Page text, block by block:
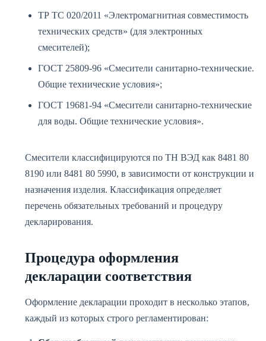
ТР ТС 020/2011 «Электромагнитная совместимость
технических средств» (для электронных
смесителей);
ГОСТ 25809-96 «Смесители санитарно-технические.
Общие технические условия»;
ГОСТ 19681-94 «Смесители санитарно-технические
для воды. Общие технические условия».
Смесители классифицируются по ТН ВЭД как 8481 80
8190 или 8481 80 5990, в зависимости от конструкции и
назначения изделия. Классификация определяет
перечень обязательных требований и процедуру
декларирования.
Процедура оформления
декларации соответствия
Оформление декларации проходит в несколько этапов,
каждый из которых строго регламентирован: